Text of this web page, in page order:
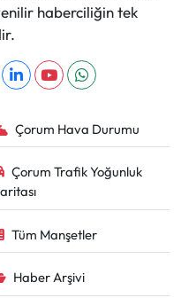
haberciliğin tek
Çorum Hava Durumu
Çorum Trafik Yoğunluk
Tüm Manşetler
Haber Arşivi